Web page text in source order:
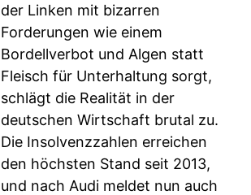
der Linken mit bizarren
Forderungen wie einem
Bordellverbot und Algen statt
Fleisch für Unterhaltung sorgt,
schlägt die Realität in der
deutschen Wirtschaft brutal zu.
Die Insolvenzzahlen erreichen
den höchsten Stand seit 2013,
und nach Audi meldet nun auch